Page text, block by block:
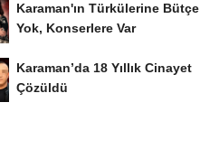
Karaman'ın Türkülerine Bütçe
Yok, Konserlere Var
Karaman’da 18 Yıllık Cinayet
Çözüldü